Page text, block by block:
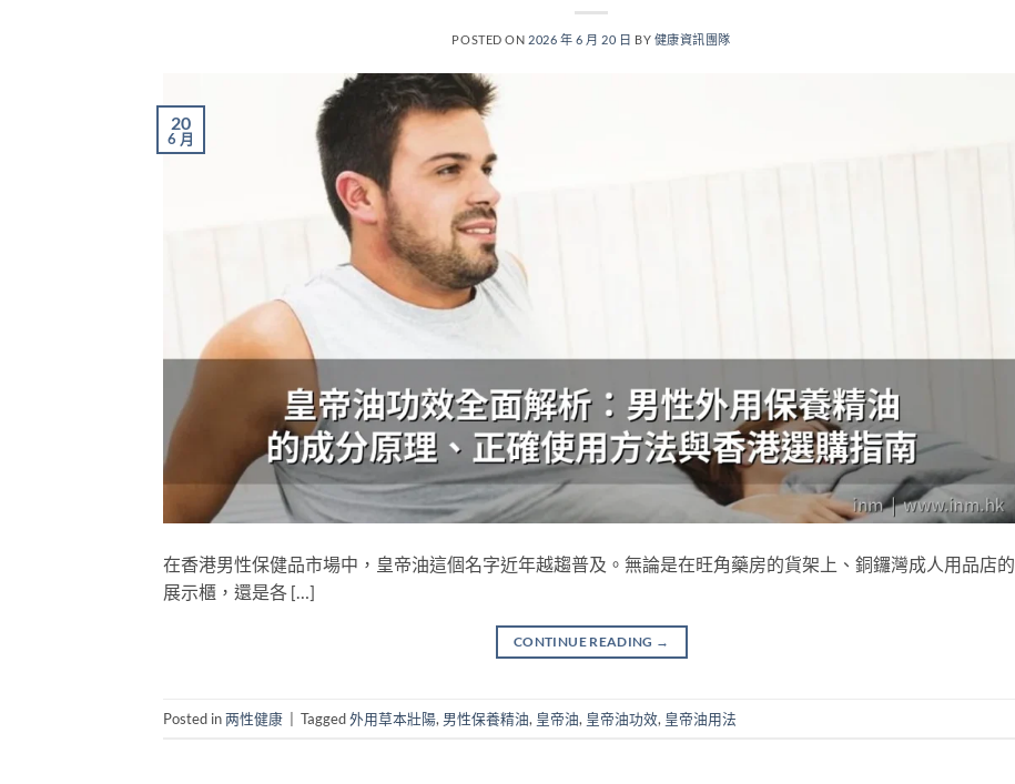
POSTED ON 2026 年 6 月 20 日 BY 健康資訊團隊
20
6 月
在香港男性保健品市場中，皇帝油這個名字近年越趨普及。無論是在旺角藥房的貨架上、銅鑼灣成人用品店的
展示櫃，還是各 […]
CONTINUE READING →
Posted in两性健康 | Tagged外用草本壯陽, 男性保養精油, 皇帝油, 皇帝油功效, 皇帝油用法